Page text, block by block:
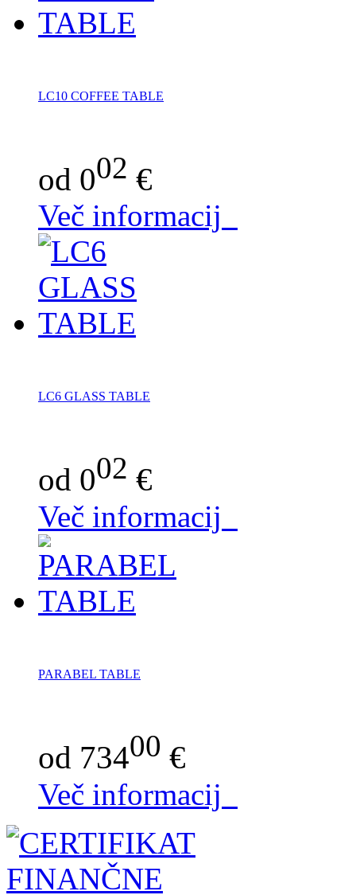
LC10 COFFEE TABLE
od 002 €
Več informacij
LC6 GLASS TABLE
od 002 €
Več informacij
PARABEL TABLE
od 73400 €
Več informacij